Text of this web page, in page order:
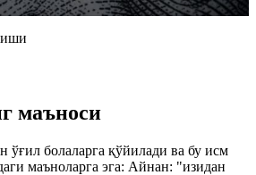
маъноси
ўғил болаларга қўйилади ва бу исм
маъноларга эга: Айнан: "изидан